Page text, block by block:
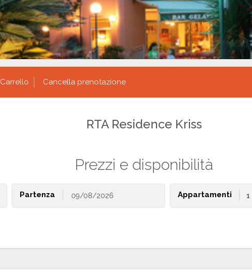
Carrello Cancella prenotazione
RTA Residence Kriss
Prezzi e disponibilità
Partenza Appartamenti